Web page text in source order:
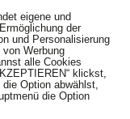
für ganz Spanien
eigene und
der
und Personalisierung
Werbung
alle Cookies
klickst,
Option abwählst,
die Option